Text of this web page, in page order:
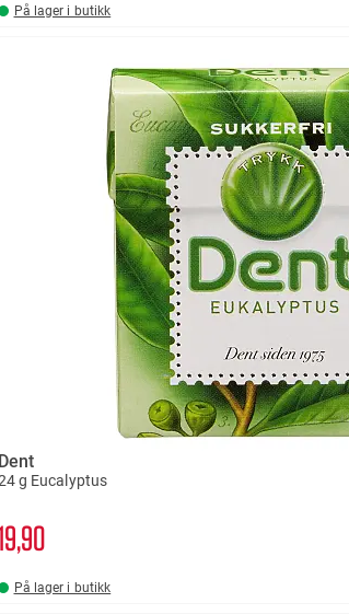
På lager i butikk
Dent
g Eucalyptus
90
På lager i butikk